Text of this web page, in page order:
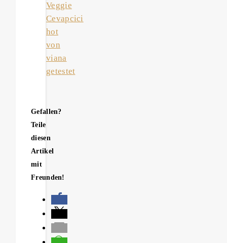
Veggie
Cevapcici
hot
von
viana
getestet
Gefallen?
Teile
diesen
Artikel
mit
Freunden!